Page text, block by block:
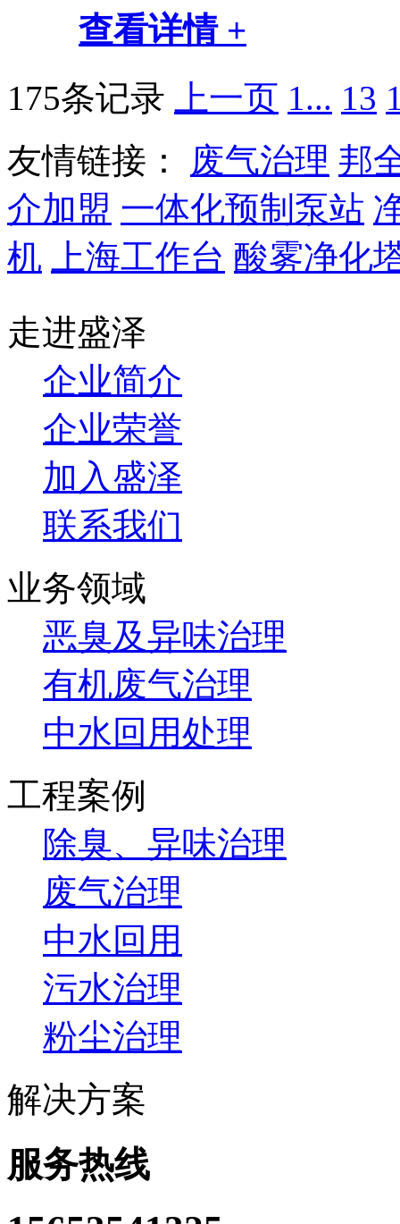
查看详情 +
175条记录
上一页 1... 13
友情链接： 废气治理 邦
介加盟 一体化预制泵站
机
上海工作台 酸雾净化
走进盛泽
企业简介
企业荣誉
加入盛泽
联系我们
业务领域
恶臭及异味治理
有机废气治理
中水回用处理
工程案例
除臭、异味治理
废气治理
中水回用
污水治理
粉尘治理
解决方案
服务热线